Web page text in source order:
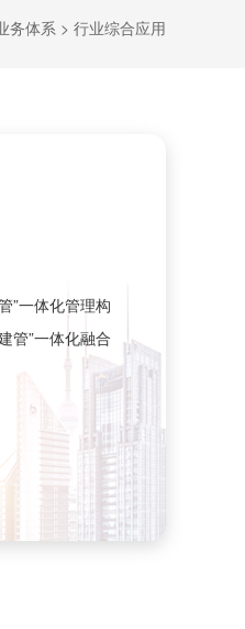
务体系 > 行业综合应用
”一体化管理构
管”一体化融合